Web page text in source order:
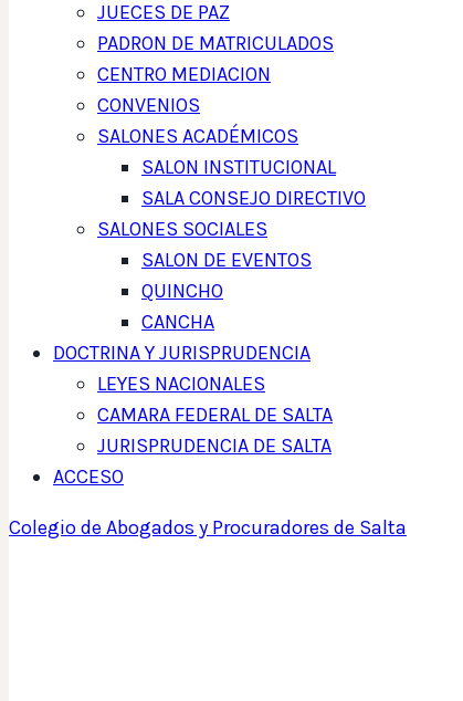
JUECES DE PAZ
PADRON DE MATRICULADOS
CENTRO MEDIACION
CONVENIOS
SALONES ACADÉMICOS
SALON INSTITUCIONAL
SALA CONSEJO DIRECTIVO
SALONES SOCIALES
SALON DE EVENTOS
QUINCHO
CANCHA
DOCTRINA Y JURISPRUDENCIA
LEYES NACIONALES
CAMARA FEDERAL DE SALTA
JURISPRUDENCIA DE SALTA
ACCESO
Colegio de Abogados y Procuradores de Salta